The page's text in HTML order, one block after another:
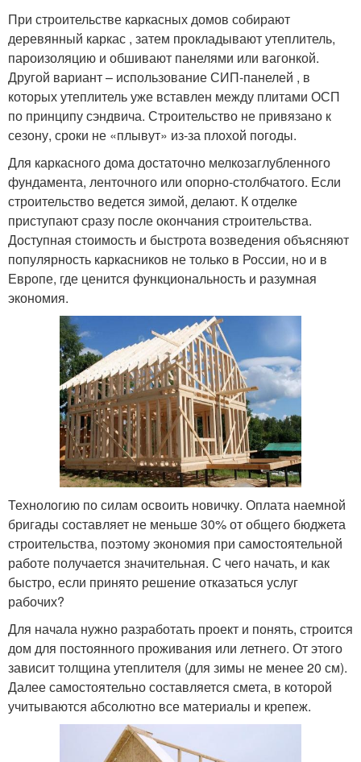
При строительстве каркасных домов собирают
деревянный каркас , затем прокладывают утеплитель,
пароизоляцию и обшивают панелями или вагонкой.
Другой вариант – использование СИП-панелей , в
которых утеплитель уже вставлен между плитами ОСП
по принципу сэндвича. Строительство не привязано к
сезону, сроки не «плывут» из-за плохой погоды.
Для каркасного дома достаточно мелкозаглубленного
фундамента, ленточного или опорно-столбчатого. Если
строительство ведется зимой, делают. К отделке
приступают сразу после окончания строительства.
Доступная стоимость и быстрота возведения объясняют
популярность каркасников не только в России, но и в
Европе, где ценится функциональность и разумная
экономия.
Технологию по силам освоить новичку. Оплата наемной
бригады составляет не меньше 30% от общего бюджета
строительства, поэтому экономия при самостоятельной
работе получается значительная. С чего начать, и как
быстро, если принято решение отказаться услуг
рабочих?
Для начала нужно разработать проект и понять, строится
дом для постоянного проживания или летнего. От этого
зависит толщина утеплителя (для зимы не менее 20 см).
Далее самостоятельно составляется смета, в которой
учитываются абсолютно все материалы и крепеж.